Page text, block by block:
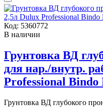
Код: 5360772
В наличии
Грунтовка ВД
для нар./внутр.
Professional Bindo
Грунтовка ВД глубокого